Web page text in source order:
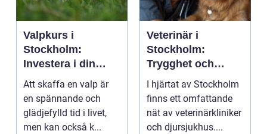
Valpkurs i
Stockholm:
Investera i din
valps framtid
Att skaffa en valp är
en spännande och
glädjefylld tid i livet,
men kan också k...
Veterinär i
Stockholm:
Trygghet och
kvalitet för din
fyrbenta vän
I hjärtat av Stockholm
finns ett omfattande
nät av veterinärkliniker
och djursjukhus....